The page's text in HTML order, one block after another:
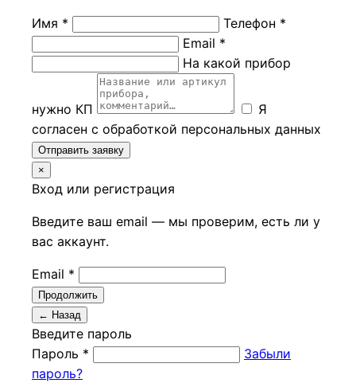
Имя *
Телефон *
Email *
На какой прибор
нужно КП
Я
согласен с обработкой персональных данных
Отправить заявку
×
Вход или регистрация
Введите ваш email — мы проверим, есть ли у
вас аккаунт.
Email *
Продолжить
← Назад
Введите пароль
Пароль *
Забыли
пароль?